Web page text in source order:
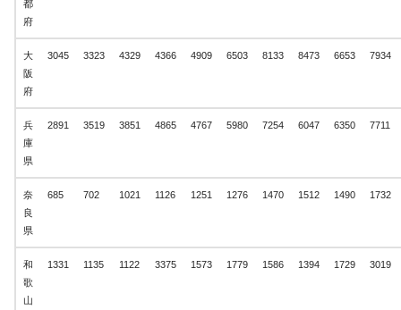
都
府
大
阪
府
3045 3323 4329 4366 4909 6503 8133 8473 6653 7934
兵
庫
県
2891 3519 3851 4865 4767 5980 7254 6047 6350 7711
奈
良
県
685 702 1021 1126 1251 1276 1470 1512 1490 1732
和
歌
山
1331 1135 1122 3375 1573 1779 1586 1394 1729 3019